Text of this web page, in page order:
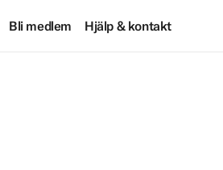
Bli medlem Hjälp & kontakt